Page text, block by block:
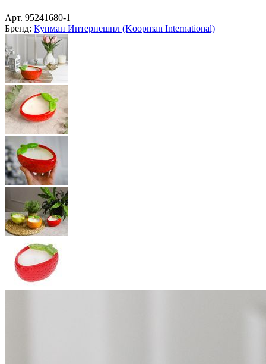
Арт. 95241680-1
Бренд: Купман Интернешнл (Koopman International)